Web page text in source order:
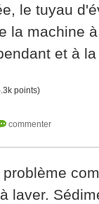
le tuyau
la machine
et à
points)
laver.